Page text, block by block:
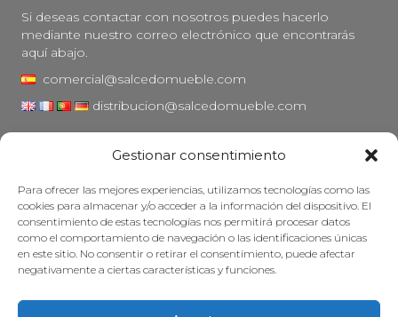
Gestionar consentimiento
Para ofrecer las mejores experiencias, utilizamos tecnologías como las
cookies para almacenar y/o acceder a la información del dispositivo. El
consentimiento de estas tecnologías nos permitirá procesar datos
como el comportamiento de navegación o las identificaciones únicas
en este sitio. No consentir o retirar el consentimiento, puede afectar
negativamente a ciertas características y funciones.
Si deseas contactar con nosotros puedes hacerlo
mediante nuestro correo electrónico que encontrarás
aquí abajo.
comercial@salcedomueble.com
distribucion@salcedomueble.com
Aviso legal
Política de privacidad
Política de cookies
Mantener su mueble
Subvenciones